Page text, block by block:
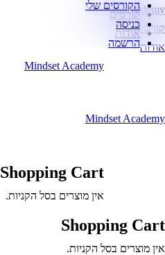
Mindset Academy
קורסים
אודות
Mindset Academy
קורסים
אודות
Shopping Cart
אין מוצרים בסל הקניות.
Mindset Academy
Shopping Cart
אין מוצרים בסל הקניות.
הקורסים שלי
כניסה
הרשמה